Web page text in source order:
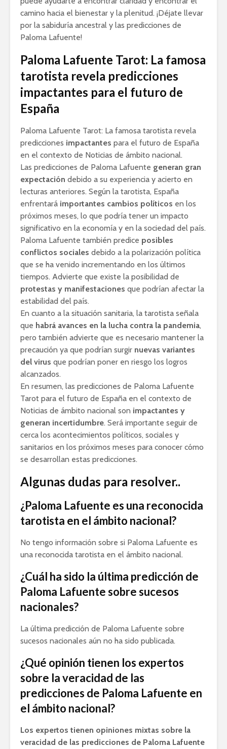
camino hacia el bienestar y la plenitud. ¡Déjate llevar
por la sabiduría ancestral y las predicciones de
Paloma Lafuente!
Paloma Lafuente Tarot: La famosa
tarotista revela predicciones
impactantes para el futuro de
España
Paloma Lafuente Tarot: La famosa tarotista revela
predicciones impactantes para el futuro de España
en el contexto de Noticias de ámbito nacional.
Las predicciones de Paloma Lafuente generan gran
expectación debido a su experiencia y acierto en
lecturas anteriores. Según la tarotista, España
enfrentará importantes cambios políticos en los
próximos meses, lo que podría tener un impacto
significativo en la economía y en la sociedad del país.
Paloma Lafuente también predice posibles
conflictos sociales debido a la polarización política
que se ha venido incrementando en los últimos
tiempos. Advierte que existe la posibilidad de
protestas y manifestaciones que podrían afectar la
estabilidad del país.
En cuanto a la situación sanitaria, la tarotista señala
que habrá avances en la lucha contra la pandemia,
pero también advierte que es necesario mantener la
precaución ya que podrían surgir nuevas variantes
del virus que podrían poner en riesgo los logros
alcanzados.
En resumen, las predicciones de Paloma Lafuente
Tarot para el futuro de España en el contexto de
Noticias de ámbito nacional son impactantes y
generan incertidumbre. Será importante seguir de
cerca los acontecimientos políticos, sociales y
sanitarios en los próximos meses para conocer cómo
se desarrollan estas predicciones.
Algunas dudas para resolver..
¿Paloma Lafuente es una reconocida
tarotista en el ámbito nacional?
No tengo información sobre si Paloma Lafuente es
una reconocida tarotista en el ámbito nacional.
¿Cuál ha sido la última predicción de
Paloma Lafuente sobre sucesos
nacionales?
La última predicción de Paloma Lafuente sobre
sucesos nacionales aún no ha sido publicada.
¿Qué opinión tienen los expertos
sobre la veracidad de las
predicciones de Paloma Lafuente en
el ámbito nacional?
Los expertos tienen opiniones mixtas sobre la
veracidad de las predicciones de Paloma Lafuente